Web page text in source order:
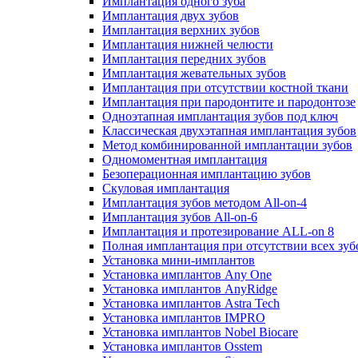
Имплантация двух зубов
Имплантация верхних зубов
Имплантация нижней челюсти
Имплантация передних зубов
Имплантация жевательных зубов
Имплантация при отсутствии костной ткани
Имплантация при пародонтите и пародонтозе
Одноэтапная имплантация зубов под ключ
Классическая двухэтапная имплантация зубов
Метод комбинированной имплантации зубов
Одномоментная имплантация
Безоперационная имплантацию зубов
Скуловая имплантация
Имплантация зубов методом All-on-4
Имплантация зубов All-on-6
Имплантация и протезирование ALL-on 8
Полная имплантация при отсутствии всех
Установка мини-имплантов
Установка имплантов Any One
Установка имплантов AnyRidge
Установка имплантов Astra Tech
Установка имплантов IMPRO
Установка имплантов Nobel Biocare
Установка имплантов Osstem